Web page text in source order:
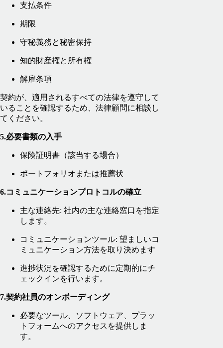
支払条件
期限
守秘義務と秘密保持
知的財産権と所有権
解雇条項
契約が、適用されるすべての法律を遵守して
いることを確認するため、法律顧問に相談し
てください。
5.必要書類の入手
保険証明書（該当する場合）
ポートフォリオまたは推薦状
6.コミュニケーションプロトコルの確立
主な連絡先: 社内の主な連絡窓口を指定
します。
コミュニケーションツール: 望ましいコ
ミュニケーション方法を取り決めます
進捗状況を確認するために定期的にチ
ェックインを行います。
7.契約社員のオンボーディング
必要なツール、ソフトウェア、プラッ
トフォームへのアクセスを提供しま
す。